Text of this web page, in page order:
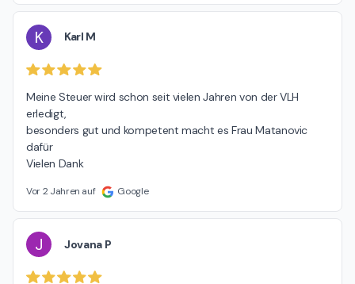
K Karl M
Meine Steuer wird schon seit vielen Jahren von der VLH
erledigt,
besonders gut und kompetent macht es Frau Matanovic
dafür
Vielen Dank
Vor 2 Jahren auf Google
J Jovana P